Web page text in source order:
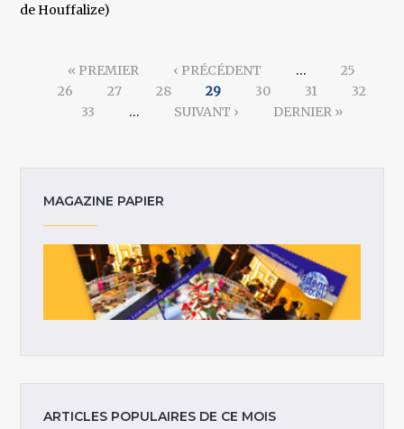
de Houffalize)
« PREMIER ‹ PRÉCÉDENT …
25
26
27 28 29 30 31
32
33
… SUIVANT › DERNIER »
MAGAZINE PAPIER
ARTICLES POPULAIRES DE CE MOIS